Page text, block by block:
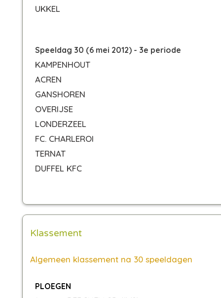
UKKEL
Speeldag 30 (6 mei 2012) - 3e periode
KAMPENHOUT
ACREN
GANSHOREN
OVERIJSE
LONDERZEEL
FC. CHARLEROI
TERNAT
DUFFEL KFC
Klassement
Algemeen klassement na 30 speeldagen
PLOEGEN